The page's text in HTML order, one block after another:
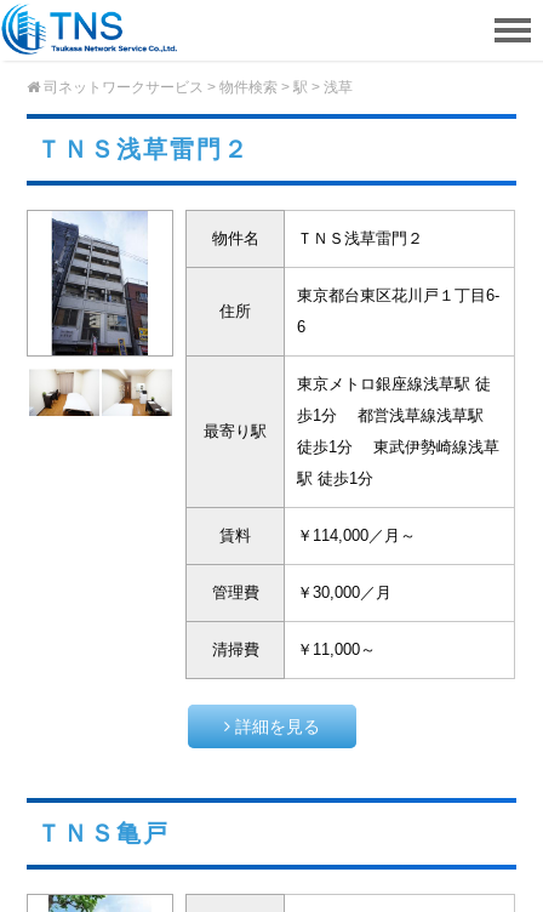
司ネットワークサービス > 物件検索 > 駅 > 浅草
ＴＮＳ浅草雷門２
物件名 ＴＮＳ浅草雷門２
住所
東京都台東区花川戸１丁目6-
6
最寄り駅
東京メトロ銀座線浅草駅 徒
歩1分 都営浅草線浅草駅
徒歩1分 東武伊勢崎線浅草
駅 徒歩1分
賃料 ￥114,000／月～
管理費 ￥30,000／月
清掃費 ￥11,000～
詳細を見る
ＴＮＳ亀戸